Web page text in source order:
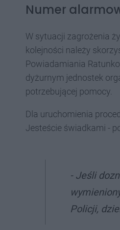
Numer
W sytuacji zagrożenia
kolejności należy
Powiadamiania
dyżurnym jednostek
potrzebującej pomocy.
Dla uruchomienia
Jesteście świadkami -
- Jeśli
Policji,